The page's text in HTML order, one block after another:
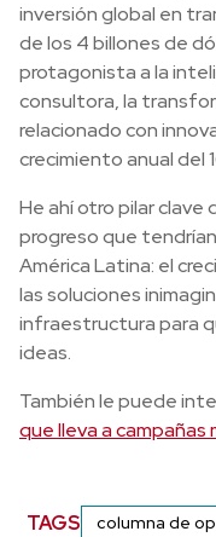
inversión global en
de los 4 billones de
protagonista a la
consultora, la
relacionado con
crecimiento anual del
He ahí otro pilar clave
progreso que
América Latina: el
las soluciones
infraestructura para
ideas.
También le puede
que lleva a
TAGS columna de